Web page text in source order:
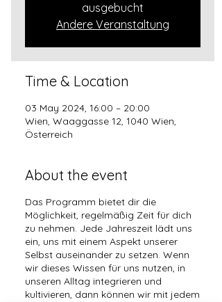
ausgebucht
Andere Veranstaltung
Time & Location
03 May 2024, 16:00 – 20:00
Wien, Waaggasse 12, 1040 Wien,
Österreich
About the event
Das Programm bietet dir die
Möglichkeit, regelmäßig Zeit für dich
zu nehmen. Jede Jahreszeit lädt uns
ein, uns mit einem Aspekt unserer
Selbst auseinander zu setzen. Wenn
wir dieses Wissen für uns nutzen, in
unseren Alltag integrieren und
kultivieren, dann können wir mit jedem